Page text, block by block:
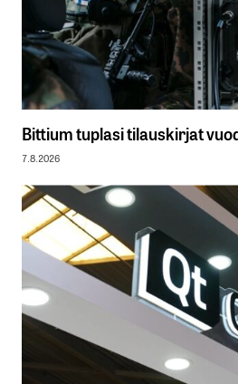
Bittium tuplasi tilauskirjat
7.8.2026